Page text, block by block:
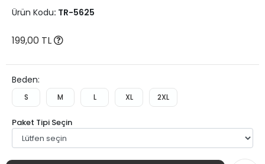
Ürün Kodu: TR-5625
199,00 TL
Beden:
S M L XL 2XL
Paket Tipi Seçin